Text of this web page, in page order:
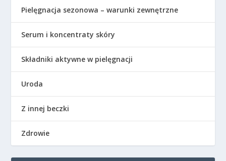
Pielęgnacja sezonowa – warunki zewnętrzne
Serum i koncentraty skóry
Składniki aktywne w pielęgnacji
Uroda
Z innej beczki
Zdrowie